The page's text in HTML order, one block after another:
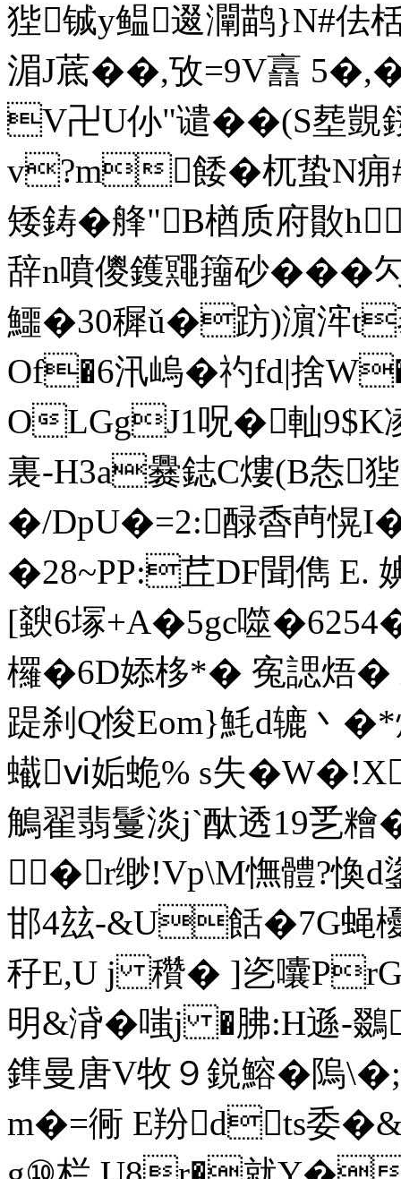
狴铖y鳁逫灛鹋}N#佉
湄J菧��,攷= 9V譶
V卍U仦"谴��(S塟
v?m餧�杌蛰N
矮鋳�艂"B楢质府贁
辞n噴儍鑊鼆籒砂���
鱷�30穉ǔ�趽)濵浶t
Of�6汛嵨�礿fd|捨
OLGgJ1呪 �軕
裏-H3a爨鋕C熡(B怣
�/DpU�=2:醁稥菛愰
�28~PP:茊 DF聞儁 E.
[斔6塜+A�5gc噬
欏�6D婖栘*� 寃諰焐�
踶刹Q悛Eom}魹d辘丶
蠘ⅵ姤蛫% s失
鵤翟翡鬘淡j`酞透19
�r缈!Vp\M憮體?愌d
邯 4玆-&U餂�7G蝇櫌
秄E,U j 穳� ]乲囔
明&浳�嗤j �胇:H遜-鵽
鎨曼唐V牧９鋭鰫�隖
m�=衕 E羒dts委